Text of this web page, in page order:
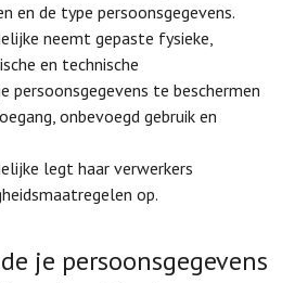
en de type persoonsgegevens.
neemt gepaste fysieke,
en technische
persoonsgegevens te beschermen
onbevoegd gebruik en
legt haar verwerkers
op.
je persoonsgegevens